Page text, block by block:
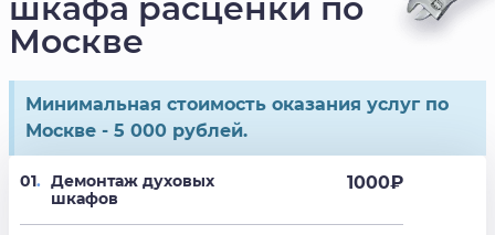
шкафа расценки по
Москве
Минимальная стоимость оказания услуг по
Москве - 5 000 рублей.
01. Демонтаж духовых
шкафов
1000₽